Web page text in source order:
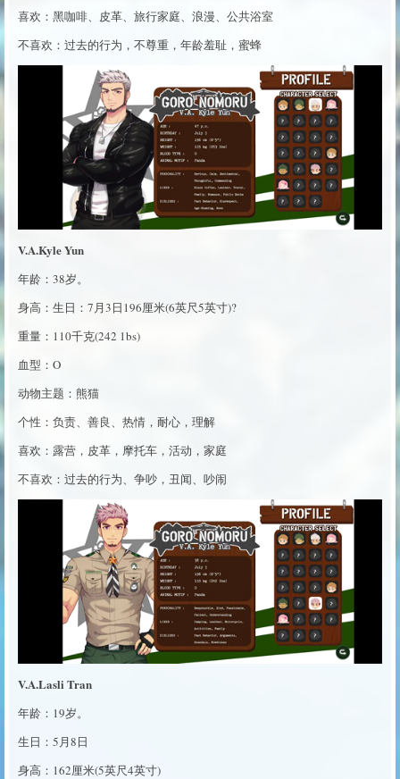
喜欢：黑咖啡、皮革、旅行家庭、浪漫、公共浴室
不喜欢：过去的行为，不尊重，年龄羞耻，蜜蜂
V.A.Kyle Yun
年龄：38岁。
身高：生日：7月3日196厘米(6英尺5英寸)?
重量：110千克(242 1bs)
血型：O
动物主题：熊猫
个性：负责、善良、热情，耐心，理解
喜欢：露营，皮革，摩托车，活动，家庭
不喜欢：过去的行为、争吵，丑闻、吵闹
V.A.Lasli Tran
年龄：19岁。
生日：5月8日
身高：162厘米(5英尺4英寸)